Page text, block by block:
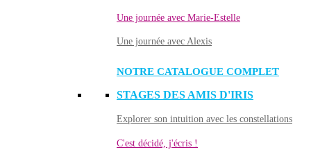
Une journée avec Marie-Estelle
Une journée avec Alexis
NOTRE CATALOGUE COMPLET
STAGES DES AMIS D'IRIS
Explorer son intuition avec les constellations
C'est décidé, j'écris !